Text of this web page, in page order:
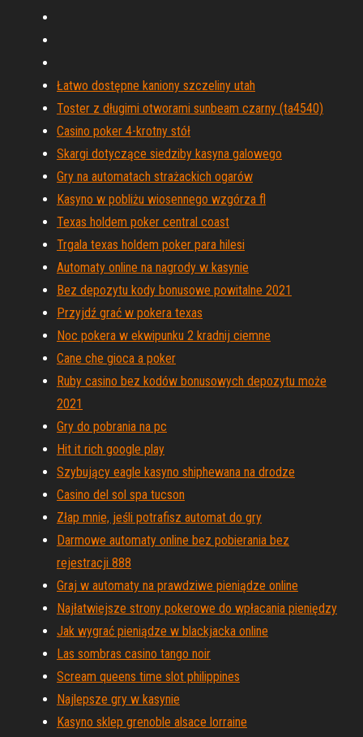
Łatwo dostępne kaniony szczeliny utah
Toster z długimi otworami sunbeam czarny (ta4540)
Casino poker 4-krotny stół
Skargi dotyczące siedziby kasyna galowego
Gry na automatach strażackich ogarów
Kasyno w pobliżu wiosennego wzgórza fl
Texas holdem poker central coast
Trgala texas holdem poker para hilesi
Automaty online na nagrody w kasynie
Bez depozytu kody bonusowe powitalne 2021
Przyjdź grać w pokera texas
Noc pokera w ekwipunku 2 kradnij ciemne
Cane che gioca a poker
Ruby casino bez kodów bonusowych depozytu może
2021
Gry do pobrania na pc
Hit it rich google play
Szybujący eagle kasyno shiphewana na drodze
Casino del sol spa tucson
Złap mnie, jeśli potrafisz automat do gry
Darmowe automaty online bez pobierania bez
rejestracji 888
Graj w automaty na prawdziwe pieniądze online
Najłatwiejsze strony pokerowe do wpłacania pieniędzy
Jak wygrać pieniądze w blackjacka online
Las sombras casino tango noir
Scream queens time slot philippines
Najlepsze gry w kasynie
Kasyno sklep grenoble alsace lorraine